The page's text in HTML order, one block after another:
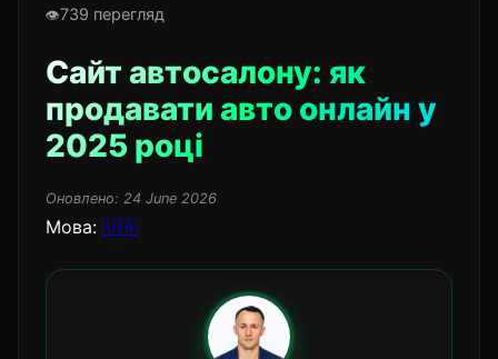
739 перегляд
Сайт автосалону: як
продавати авто онлайн у
2025 році
Оновлено: 24 June 2026
Мова: 🇺🇦